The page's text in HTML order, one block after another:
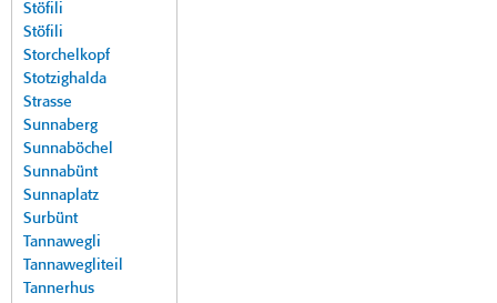
Stöfili
Stöfili
Storchelkopf
Stotzighalda
Strasse
Sunnaberg
Sunnaböchel
Sunnabünt
Sunnaplatz
Surbünt
Tannawegli
Tannawegliteil
Tannerhus